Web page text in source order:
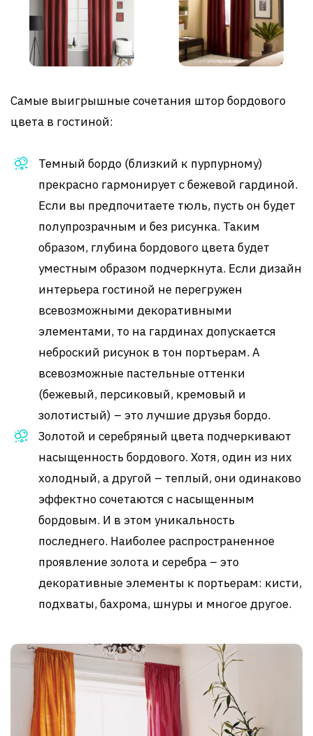
Самые выигрышные сочетания штор бордового
цвета в гостиной:
Темный бордо (близкий к пурпурному)
прекрасно гармонирует с бежевой гардиной.
Если вы предпочитаете тюль, пусть он будет
полупрозрачным и без рисунка. Таким
образом, глубина бордового цвета будет
уместным образом подчеркнута. Если дизайн
интерьера гостиной не перегружен
всевозможными декоративными
элементами, то на гардинах допускается
неброский рисунок в тон портьерам. А
всевозможные пастельные оттенки
(бежевый, персиковый, кремовый и
золотистый) – это лучшие друзья бордо.
Золотой и серебряный цвета подчеркивают
насыщенность бордового. Хотя, один из них
холодный, а другой – теплый, они одинаково
эффектно сочетаются с насыщенным
бордовым. И в этом уникальность
последнего. Наиболее распространенное
проявление золота и серебра – это
декоративные элементы к портьерам: кисти,
подхваты, бахрома, шнуры и многое другое.